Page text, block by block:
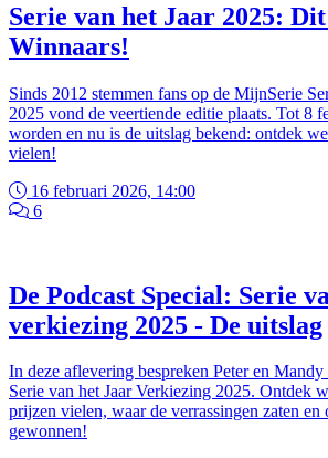
Serie van het Jaar 2025:
Winnaars!
Sinds 2012 stemmen fans op de MijnSerie
2025 vond de veertiende editie plaats. Tot 8
worden en nu is de uitslag bekend: ontdek
vielen!
16 februari 2026, 14:00
6
De Podcast Special: Serie
verkiezing 2025 - De uitslag
In deze aflevering bespreken Peter en
Serie van het Jaar Verkiezing 2025. Ontdek
prijzen vielen, waar de verrassingen zaten
gewonnen!